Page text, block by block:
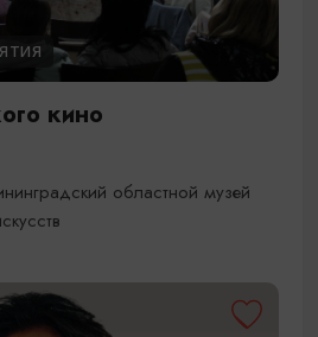
кино
областной музей